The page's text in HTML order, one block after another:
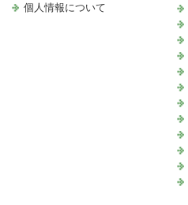
個人情報について